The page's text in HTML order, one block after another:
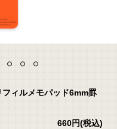
ィルメモパッド6mm罫
660円(税込)